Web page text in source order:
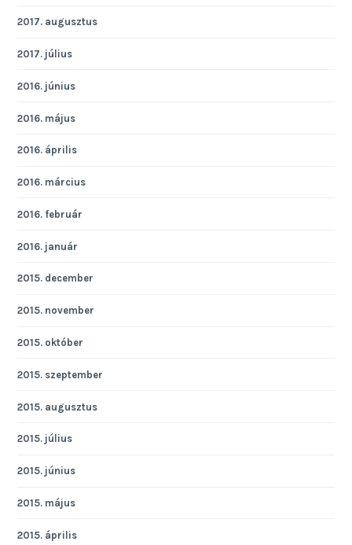
2017. augusztus
2017. július
2016. június
2016. május
2016. április
2016. március
2016. február
2016. január
2015. december
2015. november
2015. október
2015. szeptember
2015. augusztus
2015. július
2015. június
2015. május
2015. április